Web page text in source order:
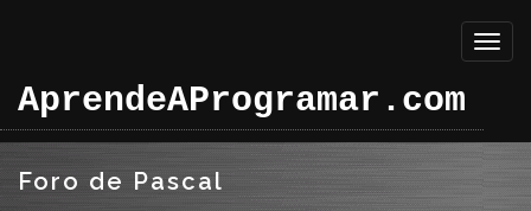
AprendeAProgramar.com
Foro de Pascal